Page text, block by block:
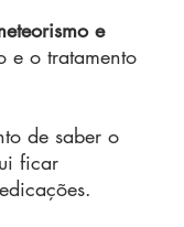
e
e o tratamento
de saber o
ficar